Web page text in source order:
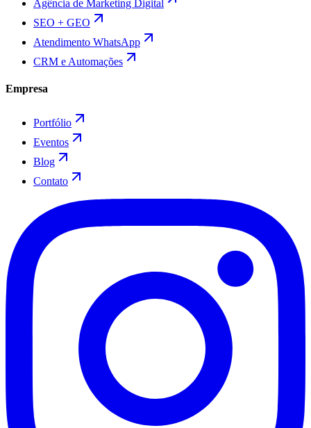
Agência de Marketing Digital
SEO + GEO
Atendimento WhatsApp
CRM e Automações
Empresa
Portfólio
Eventos
Blog
Contato